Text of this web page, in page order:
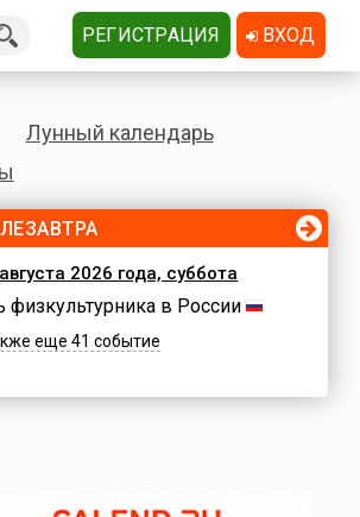
Лунный календарь
2026 года, суббота
физкультурника в России
еще 41 событие
РЕГИСТРАЦИЯ ВХОД